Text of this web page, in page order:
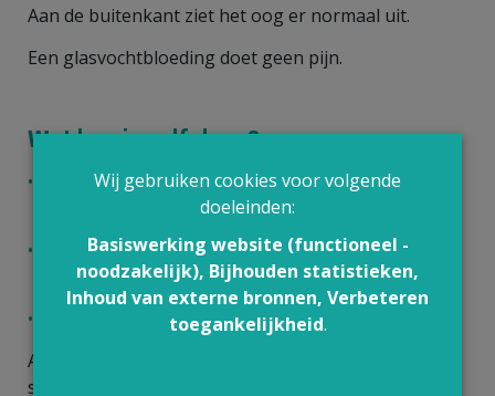
Aan de buitenkant ziet het oog er normaal uit.
Een glasvochtbloeding doet geen pijn.
Wat kan je zelf doen?
Heb jeplots ernstige problemen met je zicht
Zie je bijvoorbeeld eenwaas, dikke slierten,
donkere wolken of lichtflitsen?
onmiddellijk naar je huisarts
Als je huisarts aan een glasvochtbloeding denkt,
stuurt die je met spoed naar een
Wij gebruiken cookies voor volgende
doeleinden:
Basiswerking website (functioneel -
noodzakelijk), Bijhouden statistieken,
Inhoud van externe bronnen, Verbeteren
toegankelijkheid.